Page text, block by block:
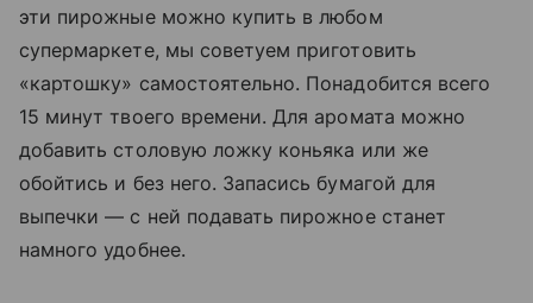
эти пирожные можно купить в любом
супермаркете, мы советуем приготовить
«картошку» самостоятельно. Понадобится всего
15 минут твоего времени. Для аромата можно
добавить столовую ложку коньяка или же
обойтись и без него. Запасись бумагой для
выпечки — с ней подавать пирожное станет
намного удобнее.